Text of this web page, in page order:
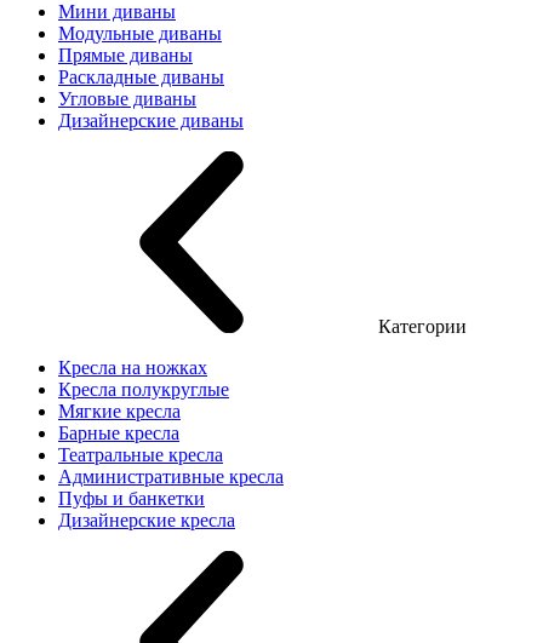
Мини диваны
Модульные диваны
Прямые диваны
Раскладные диваны
Угловые диваны
Дизайнерские диваны
Категории
Кресла на ножках
Кресла полукруглые
Мягкие кресла
Барные кресла
Театральные кресла
Административные кресла
Пуфы и банкетки
Дизайнерские кресла